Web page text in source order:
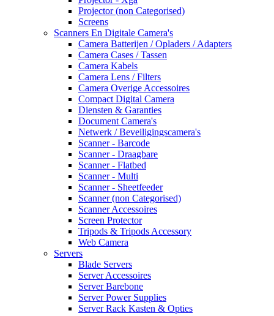
Projector (non Categorised)
Screens
Scanners En Digitale Camera's
Camera Batterijen / Opladers / Adapters
Camera Cases / Tassen
Camera Kabels
Camera Lens / Filters
Camera Overige Accessoires
Compact Digital Camera
Diensten & Garanties
Document Camera's
Netwerk / Beveiligingscamera's
Scanner - Barcode
Scanner - Draagbare
Scanner - Flatbed
Scanner - Multi
Scanner - Sheetfeeder
Scanner (non Categorised)
Scanner Accessoires
Screen Protector
Tripods & Tripods Accessory
Web Camera
Servers
Blade Servers
Server Accessoires
Server Barebone
Server Power Supplies
Server Rack Kasten & Opties